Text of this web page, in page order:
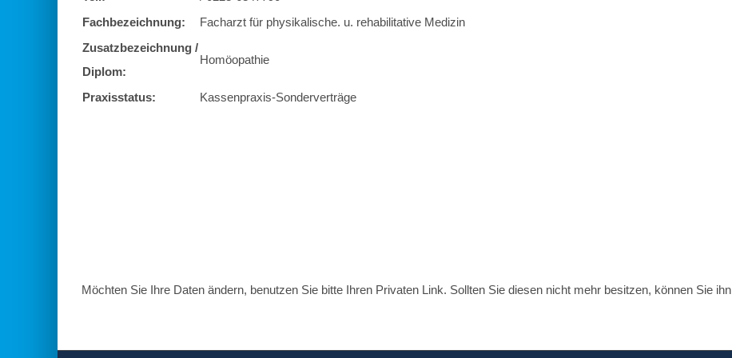
Fachbezeichnung:
Facharzt für physikalische. u. rehabilitative Medizin
Zusatzbezeichnung /
Diplom:
Homöopathie
Praxisstatus: Kassenpraxis-Sonderverträge
Möchten Sie Ihre Daten ändern, benutzen Sie bitte Ihren Privaten Link. Sollten Sie diesen nicht mehr besitzen, können Sie ihn